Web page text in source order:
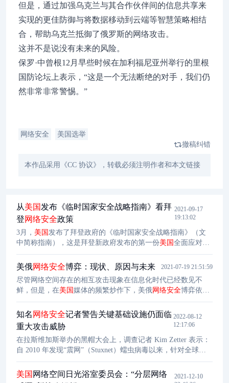
但是，通过加强乌克兰与其合作伙伴间的信息共享来
实现的更佳防御与将数据移动到云端等智慧策略相结
合，帮助乌克兰抵御了俄罗斯的网络攻击。
这并不是说没有未来的风险。
保罗·中曾根12月早些时候在加利福尼亚州举行的里根
国防论坛上表示，“这是一个无法断绝的对手，我们仍
然非常非常警惕。”
网络安全
美国选举
撤稿纠错
本作品采用《CC 协议》，转载必须注明作者和本文链接
从美国发布《临时国家安全战略指南》看拜
登网络安全政策
2021-09-17
19:13:02
3月， 美国 发布了拜登政府的《临时国家安全战略指南》（文
中简称指南），这是拜登新政府发布的第一份美国 全面应对国
际国内局势的政策性指导文件。该指南概述了拜登政府的网络
战略，拜登政府的网络战略不仅反映了美国外交政策，还折射
出国家安全愿景中的意识形态、地缘政治、技术和外交支柱。
SolarWinds和微软黑客事件给美国网络安全带来了巨大的冲
击，暴露出了美国网络安全防御方面的不足，也成为了拜登执
政后的当务之急
美俄网络安全博弈：现状、原因与未来 2021-07-19 21:51:59
尽管网络空间存在的相互攻击现象在信息化时代已经数见不
鲜，但是，在美国 媒体的频繁炒作下，美俄网络安全博弈依然
成为2021 年上半年的焦点。国家间的网络攻击事件再次引发全
球对网络安全领域的关注。2021 年上半年，美俄网络攻击的特
点、高频度美俄
网络安全 事件的出现以及美俄在 网络安全 领域
双边关系的未来趋势等问题，值得关注。
知名 网络安全记者警告关键基础设施仍面临
重大攻击威胁
2022-08-12
12:17:06
在拉斯维加斯举办的黑帽大会上，调查记者 Kim Zetter 表示：
自 2010 年发现“震网”（Stuxnet）蠕虫病毒以来，针对全球石
油 / 天然气管道、电力 / 水厂、以及其它基础设施计算机系统
的攻击有急剧增加。但若人们能够积极落实必要的预防措施，
去年针对 Colonial Pipeline 的勒索软件攻击，也本该是能够避
美国 网络空间日光浴室委员会：“分层网络
2021-12-10